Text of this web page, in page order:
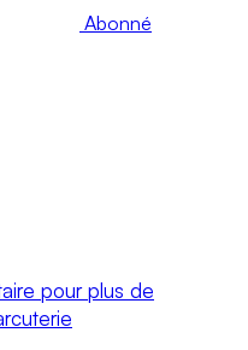
Abonné
pour plus de